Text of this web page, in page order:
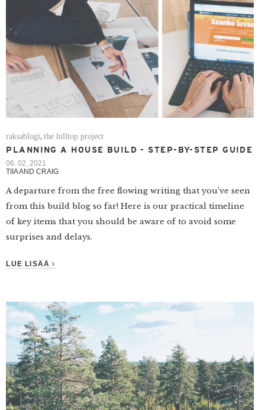
raksablogi,the hilltop project
PLANNING A HOUSE BUILD - STEP-BY-STEP GUIDE
06. 02. 2021
TIIA AND CRAIG
A departure from the free flowing writing that you’ve seen
from this build blog so far! Here is our practical timeline
of key items that you should be aware of to avoid some
surprises and delays.
LUE LISÄÄ